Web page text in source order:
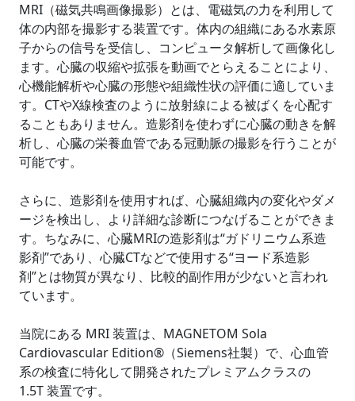
MRI（磁気共鳴画像撮影）とは、電磁気の力を利用して
体の内部を撮影する装置です。体内の組織にある水素原
子からの信号を受信し、コンピュータ解析して画像化し
ます。心臓の収縮や拡張を動画でとらえることにより、
心機能解析や心臓の形態や組織性状の評価に適していま
す。CTやX線検査のように放射線による被ばくを心配す
ることもありません。造影剤を使わずに心臓の動きを解
析し、心臓の栄養血管である冠動脈の撮影を行うことが
可能です。
さらに、造影剤を使用すれば、心臓組織内の変化やダメ
ージを検出し、より詳細な診断につなげることができま
す。ちなみに、心臓MRIの造影剤は“ガドリニウム系造
影剤”であり、心臓CTなどで使用する“ヨード系造影
剤”とは物質が異なり、比較的副作用が少ないと言われ
ています。
当院にある MRI 装置は、MAGNETOM Sola
Cardiovascular Edition®（Siemens社製）で、心血管
系の検査に特化して開発されたプレミアムクラスの
1.5T 装置です。